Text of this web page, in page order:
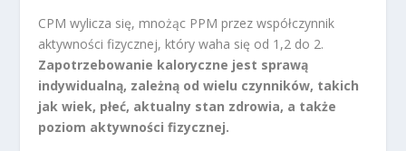
CPM wylicza się, mnożąc PPM przez współczynnik
aktywności fizycznej, który waha się od 1,2 do 2.
Zapotrzebowanie kaloryczne jest sprawą
indywidualną, zależną od wielu czynników, takich
jak wiek, płeć, aktualny stan zdrowia, a także
poziom aktywności fizycznej.